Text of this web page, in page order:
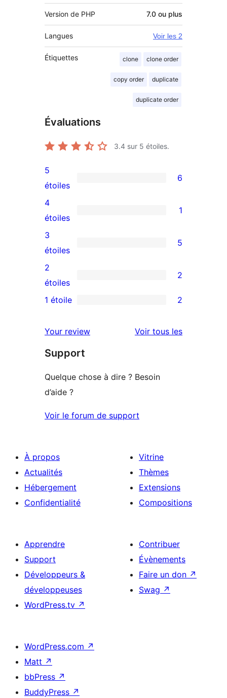
Version de PHP 7.0 ou plus
Langues Voir les 2
Étiquettes clone clone order
copy order duplicate
duplicate order
Évaluations
3.4 sur 5 étoiles.
6
avis
à
5
étoiles
5
étoiles
6
1
avis
à
4
étoile
4
étoiles
1
5
avis
à
3
3
étoiles
5
2
avis
2
2
étoiles
2
à
1
1 étoile 2
Your review Voir tous lesavis
Support
Quelque chose à dire ? Besoin
d’aide ?
Voir le forum de support
À propos
Actualités
Hébergement
Confidentialité
Vitrine
Thèmes
Extensions
Compositions
Apprendre
Support
Développeurs &
développeuses
WordPress.tv ↗
Contribuer
Évènements
Faire un don ↗
Swag ↗
WordPress.com ↗
Matt ↗
bbPress ↗
BuddyPress ↗